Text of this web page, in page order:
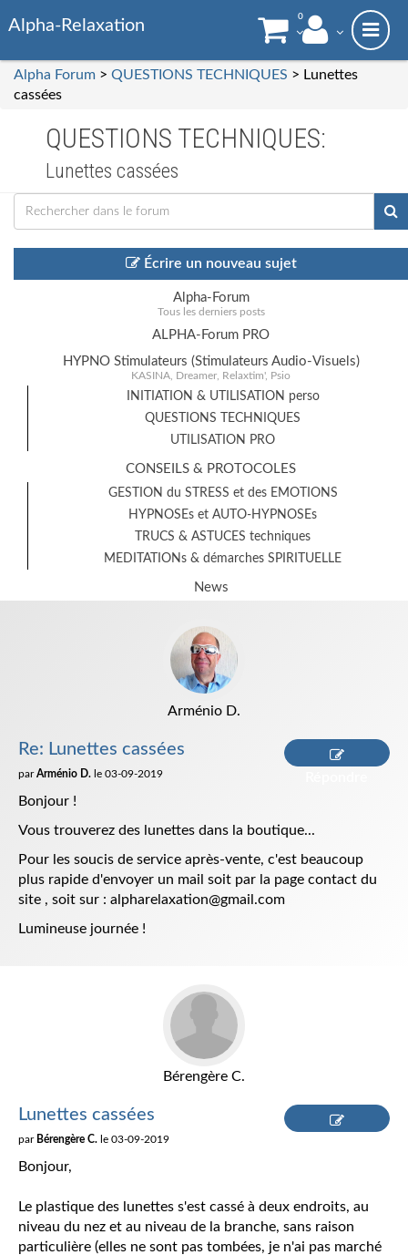
Alpha-Relaxation 0
Alpha Forum > QUESTIONS TECHNIQUES > Lunettes
cassées
QUESTIONS TECHNIQUES:
Lunettes cassées
Écrire un nouveau sujet
Alpha-Forum
Tous les derniers posts
ALPHA-Forum PRO
HYPNO Stimulateurs (Stimulateurs Audio-Visuels)
KASINA, Dreamer, Relaxtim', Psio
INITIATION & UTILISATION perso
QUESTIONS TECHNIQUES
UTILISATION PRO
CONSEILS & PROTOCOLES
GESTION du STRESS et des EMOTIONS
HYPNOSEs et AUTO-HYPNOSEs
TRUCS & ASTUCES techniques
MEDITATIONs & démarches SPIRITUELLE
News
Arménio D.
Re: Lunettes cassées
parArménio D. le 03-09-2019
Bonjour !
Vous trouverez des lunettes dans la boutique...
Pour les soucis de service après-vente, c'est beaucoup
plus rapide d'envoyer un mail soit par la page contact du
site , soit sur : alpharelaxation@gmail.com
Lumineuse journée !
Bérengère C.
Lunettes cassées
par Bérengère C. le 03-09-2019
Bonjour,
Le plastique des lunettes s'est cassé à deux endroits, au
niveau du nez et au niveau de la branche, sans raison
particulière (elles ne sont pas tombées, je n'ai pas marché